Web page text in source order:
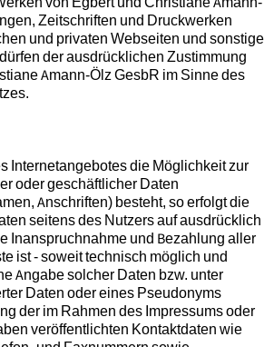
Zeitschriften und Druckwerken
und privaten Webseiten und sonstige
der ausdrücklichen Zustimmung
Amann-Ölz GesbR im Sinne des
Internetangebotes die Möglichkeit zur
oder geschäftlicher Daten
Anschriften) besteht, so erfolgt die
seitens des Nutzers auf ausdrücklich
Inanspruchnahme und Bezahlung aller
ist - soweit technisch möglich und
Angabe solcher Daten bzw. unter
Daten oder eines Pseudonyms
der im Rahmen des Impressums oder
veröffentlichten Kontaktdaten wie